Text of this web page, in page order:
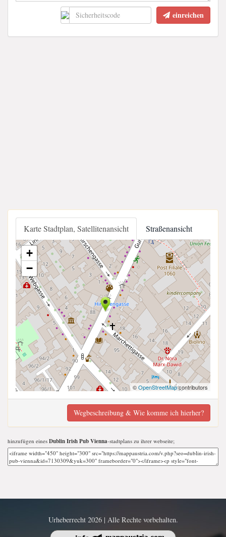
einreichen
Karte Stadtplan, Satellitenansicht Straßenansicht
+
−
©OpenStreetMapcontributors
Wegbeschreibung & Wie komme ich hierher?
hinzufügen eines Dublin Irish Pub Vienna-stadtplans zu ihrer webseite;
Urheberrecht 2026 | Alle Rechte vorbehalten.